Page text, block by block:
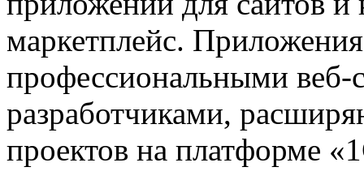
маркетплейс.
профессиональными
разработчиками,
проектов на платформе